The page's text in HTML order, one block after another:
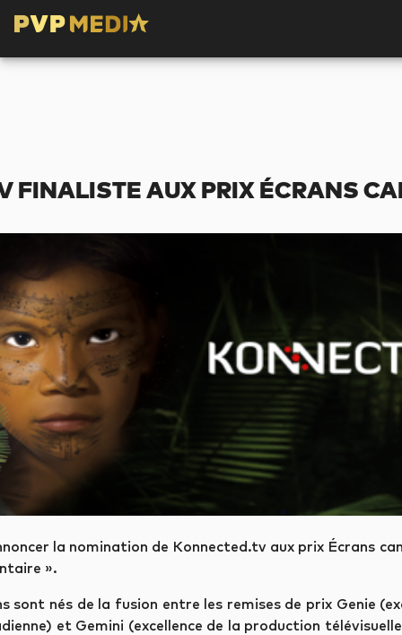
FINALISTE AUX PRIX ÉCRANS
la nomination de Konnected.tv aux prix Écrans
».
sont nés de la fusion entre les remises de prix Genie
et Gemini (excellence de la production